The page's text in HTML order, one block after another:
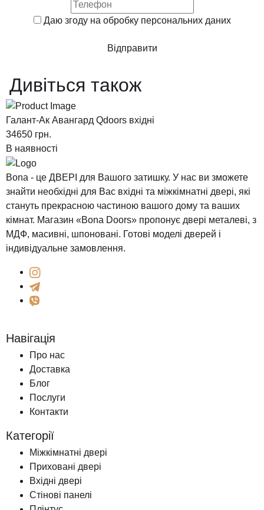
Даю згоду на обробку персональних даних
Відправити
Дивіться також
Галант-Ак Авангард Qdoors вхідні
34650 грн.
В наявності
Bona - це ДВЕРІ для Вашого затишку. У нас ви зможете
знайти необхідні для Вас вхідні та міжкімнатні двері, які
стануть прекрасною частиною вашого дому та ваших
кімнат. Магазин «Bona Doors» пропонує двері металеві, з
МДФ, масивні, шпоновані. Готові моделі дверей і
індивідуальне замовлення.
Навігація
Про нас
Доставка
Блог
Послуги
Контакти
Категорії
Міжкімнатні двері
Приховані двері
Вхідні двері
Стінові панелі